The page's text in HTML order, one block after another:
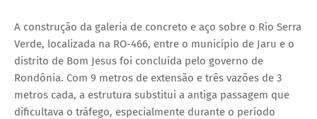
A construção da galeria de concreto e aço sobre o Rio Serra
Verde, localizada na RO-466, entre o município de Jaru e o
distrito de Bom Jesus foi concluída pelo governo de
Rondônia. Com 9 metros de extensão e três vazões de 3
metros cada, a estrutura substitui a antiga passagem que
dificultava o tráfego, especialmente durante o período